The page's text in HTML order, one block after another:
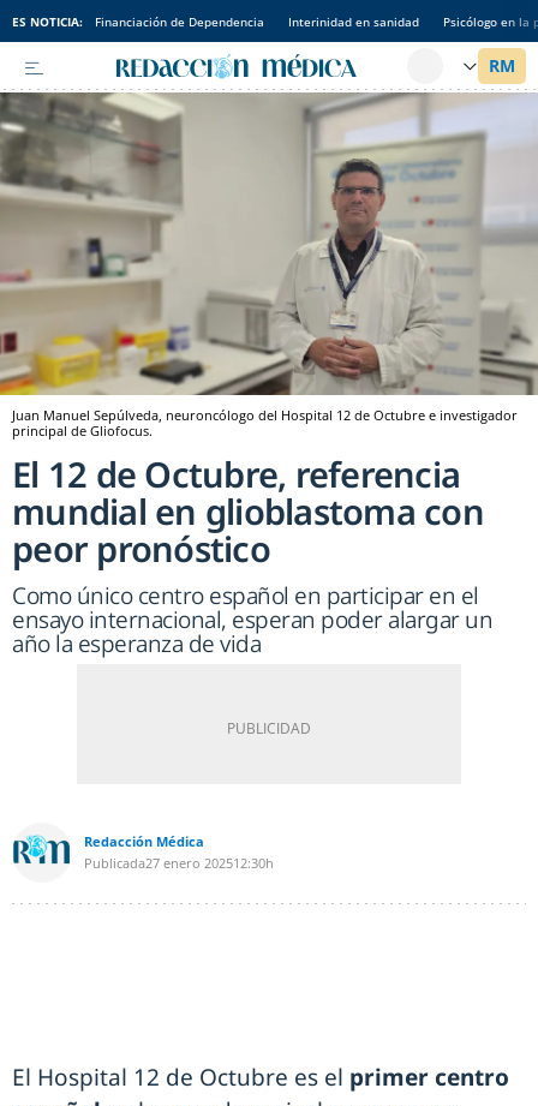
ES NOTICIA: Financiación de Dependencia Interinidad en sanidad Psicólogo en la
Juan Manuel Sepúlveda, neuroncólogo del Hospital 12 de Octubre e investigador
principal de Gliofocus.
El 12 de Octubre, referencia
mundial en glioblastoma con
peor pronóstico
Como único centro español en participar en el
ensayo internacional, esperan poder alargar un
año la esperanza de vida
Redacción Médica
Publicada27 enero 202512:30h
El Hospital 12 de Octubre es el primer centro